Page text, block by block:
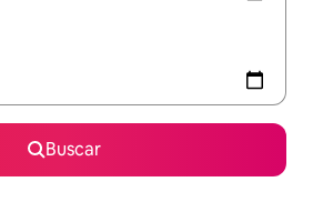
Buscar